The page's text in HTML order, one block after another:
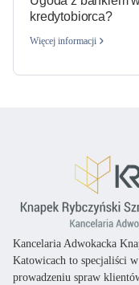
kredytobiorca?
Więcej informacji
Kancelaria Adwokacka
Katowicach to specjaliści
prowadzeniu spraw